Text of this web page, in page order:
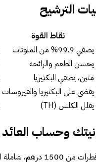
نقاط القوة
يصفي 99.9% من الملوثات
يحسن الطعم والرائحة
متين، يصفي البكتيريا
يقضي على البكتيريا والفيروسات
يقلل الكلس (TH)